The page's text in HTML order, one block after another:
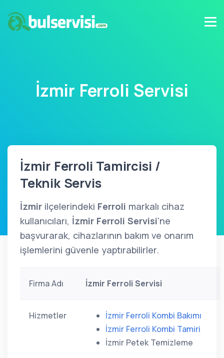
İzmir Ferroli Servisi
İzmir Ferroli Tamircisi /
Teknik Servis
İzmir ilçelerindeki Ferroli markalı cihaz
kullanıcıları, İzmir Ferroli Servisi'ne
başvurarak, cihazlarının bakım ve onarım
işlemlerini güvenle yaptırabilirler.
Firma Adı İzmir Ferroli Servisi
Hizmetler
İzmir Ferroli Kombi Bakımı
İzmir Ferroli Kombi Tamiri
İzmir Petek Temizleme